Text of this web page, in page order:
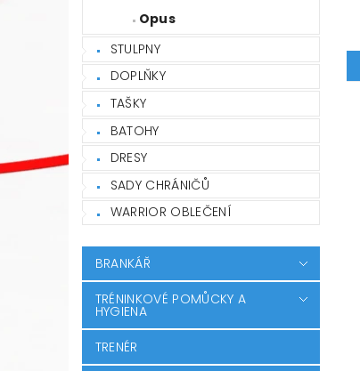
Opus
STULPNY
DOPLŇKY
TAŠKY
BATOHY
DRESY
SADY CHRÁNIČŮ
WARRIOR OBLEČENÍ
BRANKÁŘ
TRÉNINKOVÉ POMŮCKY A
HYGIENA
TRENÉR